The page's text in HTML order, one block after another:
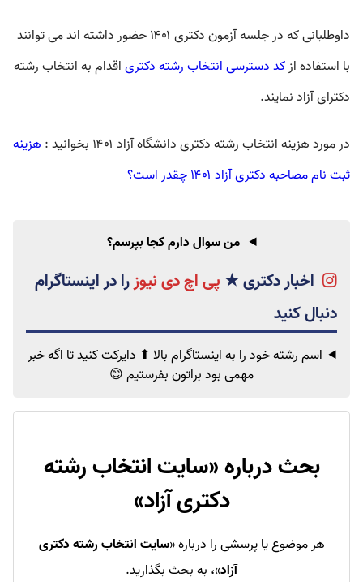
داوطلبانی که در جلسهآزمون دکتری ۱۴۰۱
حضور داشته اند می توانند
با استفاده ازکد دسترسی انتخاب رشته دکتریاقدام بهانتخاب رشته
دکترای آزادنمایند.
در موردهزینه انتخاب رشته دکتری دانشگاه آزاد ۱۴۰۱ بخوانید : هزینه
ثبت نام مصاحبه دکتری آزاد ۱۴۰۱ چقدر است؟
من سوال دارم کجا بپرسم؟
اخبار دکتری★پی اچ دی نیوز
اسم رشته خود را به اینستاگرام بالا ⬆ دایرکت کنید تا اگه خبر
مهمیبود براتون بفرستیم 😊
بحث درباره «سایت انتخاب رشته
دکتری آزاد»
هر موضوع یا پرسشی را درباره «سایت انتخاب رشته دکتری
آزاد»، به بحث بگذارید.